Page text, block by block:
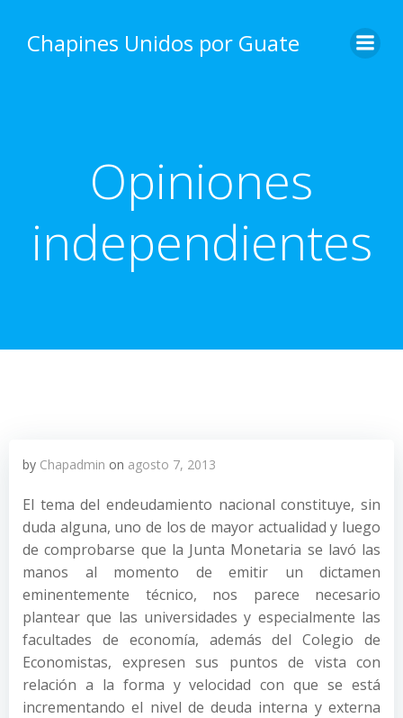
content
Chapines Unidos por Guate
Opiniones
independientes
by Chapadmin on agosto 7, 2013
El tema del endeudamiento nacional constituye, sin
duda alguna, uno de los de mayor actualidad y luego
de comprobarse que la Junta Monetaria se lavó las
manos al momento de emitir un dictamen
eminentemente técnico, nos parece necesario
plantear que las universidades y especialmente las
facultades de economía, además del Colegio de
Economistas, expresen sus puntos de vista con
relación a la forma y velocidad con que se está
incrementando el nivel de deuda interna y externa